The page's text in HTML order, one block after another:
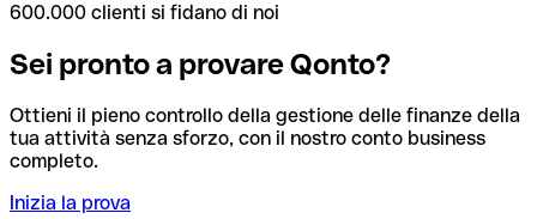
600.000 clienti si fidano di noi
Sei pronto a provare Qonto?
Ottieni il pieno controllo della gestione delle finanze della
tua attività senza sforzo, con il nostro conto business
completo.
Inizia la prova